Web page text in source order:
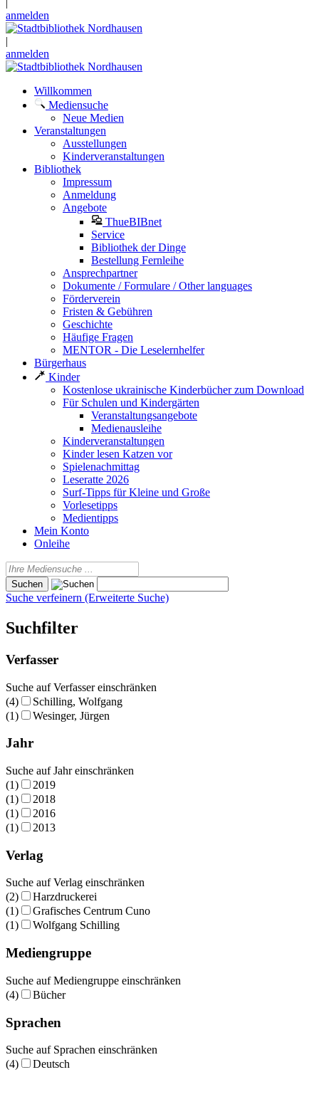
|
anmelden
|
anmelden
Willkommen
Mediensuche
Neue Medien
Veranstaltungen
Ausstellungen
Kinderveranstaltungen
Bibliothek
Impressum
Anmeldung
Angebote
ThueBIBnet
Service
Bibliothek der Dinge
Bestellung Fernleihe
Ansprechpartner
Dokumente / Formulare / Other languages
Förderverein
Fristen & Gebühren
Geschichte
Häufige Fragen
MENTOR - Die Leselernhelfer
Bürgerhaus
Kinder
Kostenlose ukrainische Kinderbücher zum Download
Für Schulen und Kindergärten
Veranstaltungsangebote
Medienausleihe
Kinderveranstaltungen
Kinder lesen Katzen vor
Spielenachmittag
Leseratte 2026
Surf-Tipps für Kleine und Große
Vorlesetipps
Medientipps
Mein Konto
Onleihe
Suche verfeinern (Erweiterte Suche)
Suchfilter
Verfasser
Suche auf Verfasser einschränken
(4)
Schilling, Wolfgang
(1)
Wesinger, Jürgen
Jahr
Suche auf Jahr einschränken
(1)
2019
(1)
2018
(1)
2016
(1)
2013
Verlag
Suche auf Verlag einschränken
(2)
Harzdruckerei
(1)
Grafisches Centrum Cuno
(1)
Wolfgang Schilling
Mediengruppe
Suche auf Mediengruppe einschränken
(4)
Bücher
Sprachen
Suche auf Sprachen einschränken
(4)
Deutsch